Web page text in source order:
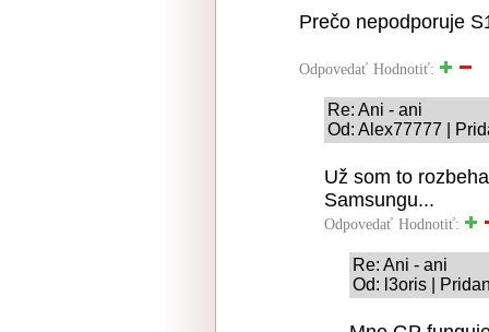
Prečo nepodporuje
Odpovedať Hodnotiť:
Re: Ani - ani
Od: Alex77777 |
Už som to
Samsungu...
Odpovedať Hodnotiť:
Re: Ani - ani
Od: l3oris |